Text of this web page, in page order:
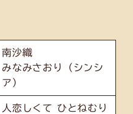
南沙織
みなみさおり（シンシ
ア）
人恋しくて ひとねむり